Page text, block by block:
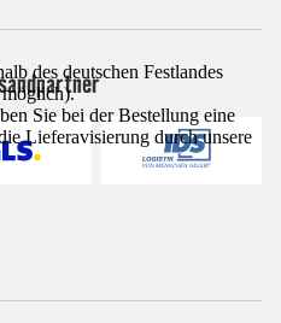
des deutschen Festlandes
Sie bei der Bestellung eine
Lieferavisierung durch unsere